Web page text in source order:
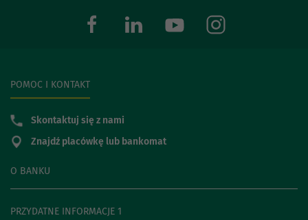
O BANKU
PRZYDATNE INFORMACJE 1
POMOC I KONTAKT
Skontaktuj się z nami
Znajdź placówkę lub bankomat